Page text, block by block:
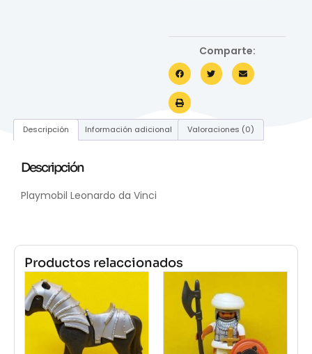
Comparte:
Descripción Información adicional Valoraciones (0)
Descripción
Playmobil Leonardo da Vinci
Productos relaccionados